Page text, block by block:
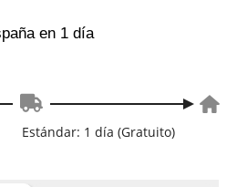
en 1 día
Estándar: 1 día (Gratuito)